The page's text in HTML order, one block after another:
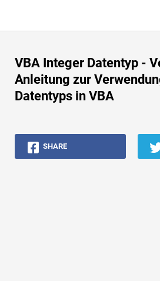
content
Buchhaltungs-Tutorials
Asset Management-Tutorials
Excel, VBA & Power BI
Investment Banking Tutorials
VBA Integer Datentyp -
Anleitung zur
Datentyps in VBA
SHARE